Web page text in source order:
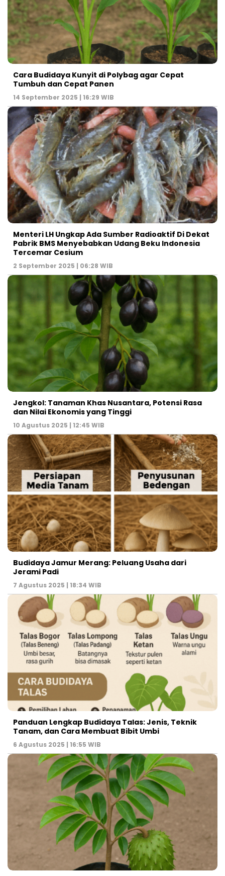
Cara Budidaya Kunyit di Polybag agar Cepat
Tumbuh dan Cepat Panen
14 September 2025 | 16:29 WIB
Menteri LH Ungkap Ada Sumber Radioaktif Di Dekat
Pabrik BMS Menyebabkan Udang Beku Indonesia
Tercemar Cesium
2 September 2025 | 06:28 WIB
Jengkol: Tanaman Khas Nusantara, Potensi Rasa
dan Nilai Ekonomis yang Tinggi
10 Agustus 2025 | 12:45 WIB
Budidaya Jamur Merang: Peluang Usaha dari
Jerami Padi
7 Agustus 2025 | 18:34 WIB
Panduan Lengkap Budidaya Talas: Jenis, Teknik
Tanam, dan Cara Membuat Bibit Umbi
6 Agustus 2025 | 16:55 WIB